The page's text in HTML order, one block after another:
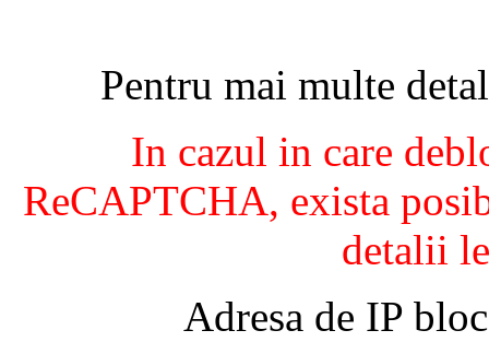
Pentru mai multe
In cazul in care
ReCAPTCHA, exista
detalii
Adresa de IP